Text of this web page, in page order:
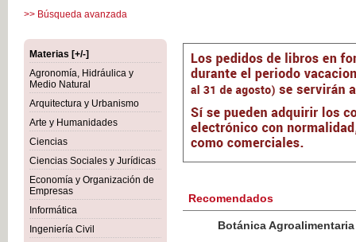
>> Búsqueda avanzada
Materias [+/-]
Agronomía, Hidráulica y
Medio Natural
Arquitectura y Urbanismo
Arte y Humanidades
Ciencias
Ciencias Sociales y Jurídicas
Economía y Organización de
Empresas
Informática
Ingeniería Civil
Recomendados
Botánica Agroalimentaria